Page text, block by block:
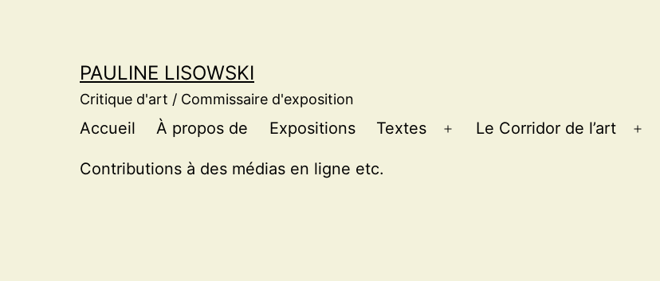
PAULINE LISOWSKI
Critique d'art / Commissaire d'exposition
Accueil À propos de Expositions Textes
Ouvrir
Le Corridor de l’art
Contributions à des médias en ligne etc.